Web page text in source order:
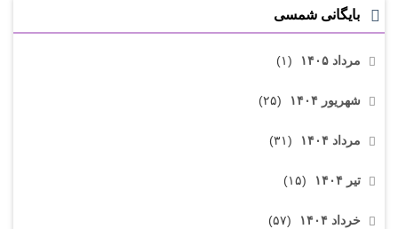
بایگانی شمسی
مرداد ۱۴۰۵ (۱)
شهریور ۱۴۰۴ (۲۵)
مرداد ۱۴۰۴ (۳۱)
تیر ۱۴۰۴ (۱۵)
خرداد ۱۴۰۴ (۵۷)